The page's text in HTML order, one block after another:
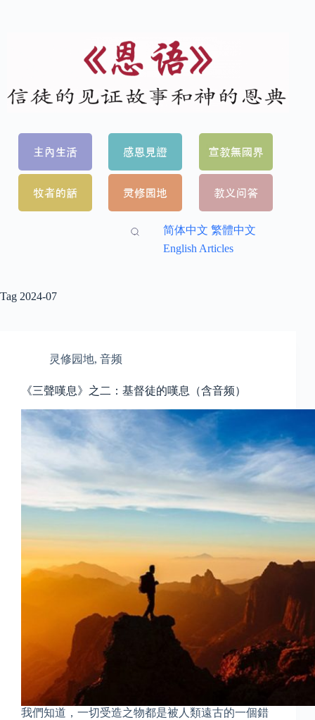
简体中文 繁體中文
English Articles
Tag 2024-07
灵修园地, 音频
《三聲嘆息》之二：基督徒的嘆息（含音频）
我們知道，一切受造之物都是被人類遠古的一個錯